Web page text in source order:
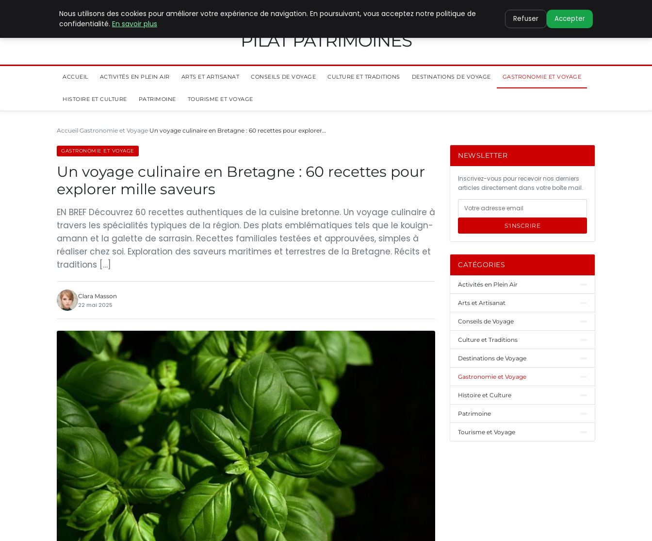
PILAT PATRIMOINES
ACCUEIL ACTIVITÉS EN PLEIN AIR ARTS ET ARTISANAT CONSEILS DE VOYAGE CULTURE ET TRADITIONS DESTINATIONS DE VOYAGE GASTRONOMIE ET VOYAGE
HISTOIRE ET CULTURE PATRIMOINE TOURISME ET VOYAGE
Accueil Gastronomie et Voyage Un voyage culinaire en Bretagne : 60 recettes pour explorer…
GASTRONOMIE ET VOYAGE
Un voyage culinaire en Bretagne : 60 recettes pour
explorer mille saveurs
EN BREF Découvrez 60 recettes authentiques de la cuisine bretonne. Un voyage culinaire à
travers les spécialités typiques de la région. Des plats emblématiques tels que le kouign-
amann et la galette de sarrasin. Recettes familiales testées et approuvées, simples à
réaliser chez soi. Exploration des saveurs maritimes et terrestres de la Bretagne. Récits et
traditions […]
Clara Masson
22 mai 2025
NEWSLETTER
Inscrivez-vous pour recevoir nos derniers
articles directement dans votre boîte mail.
S'INSCRIRE
CATÉGORIES
Activités en Plein Air
Arts et Artisanat
Conseils de Voyage
Culture et Traditions
Destinations de Voyage
Gastronomie et Voyage
Histoire et Culture
Patrimoine
Tourisme et Voyage
Nous utilisons des cookies pour améliorer votre expérience de navigation. En poursuivant, vous acceptez notre politique de
confidentialité. En savoir plus
Refuser Accepter